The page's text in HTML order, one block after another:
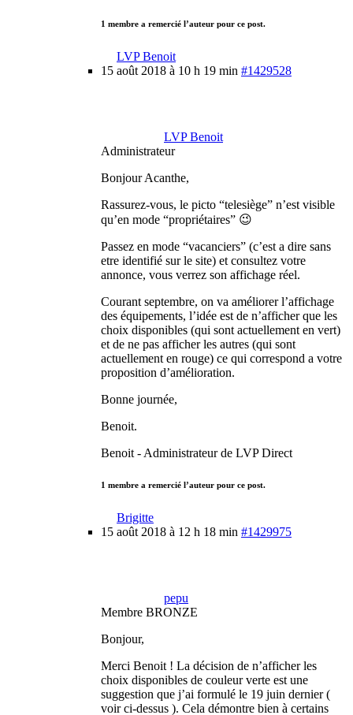
1 membre a remercié l’auteur pour ce post.
LVP Benoit
15 août 2018 à 10 h 19 min #1429528
LVP Benoit
Administrateur
Bonjour Acanthe,
Rassurez-vous, le picto “telesiège” n’est visible
qu’en mode “propriétaires” 😉
Passez en mode “vacanciers” (c’est a dire sans
etre identifié sur le site) et consultez votre
annonce, vous verrez son affichage réel.
Courant septembre, on va améliorer l’affichage
des équipements, l’idée est de n’afficher que les
choix disponibles (qui sont actuellement en vert)
et de ne pas afficher les autres (qui sont
actuellement en rouge) ce qui correspond a votre
proposition d’amélioration.
Bonne journée,
Benoit.
Benoit - Administrateur de LVP Direct
1 membre a remercié l’auteur pour ce post.
Brigitte
15 août 2018 à 12 h 18 min #1429975
pepu
Membre BRONZE
Bonjour,
Merci Benoit ! La décision de n’afficher les
choix disponibles de couleur verte est une
suggestion que j’ai formulé le 19 juin dernier (
voir ci-dessus ). Cela démontre bien à certains